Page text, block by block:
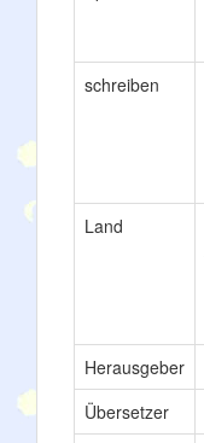
schreiben
Land
Herausgeber
Übersetzer